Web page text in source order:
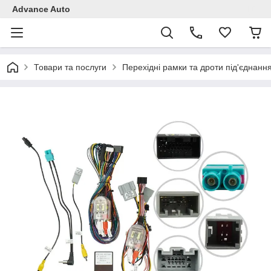
Advance Auto
Товари та послуги Перехідні рамки та дроти